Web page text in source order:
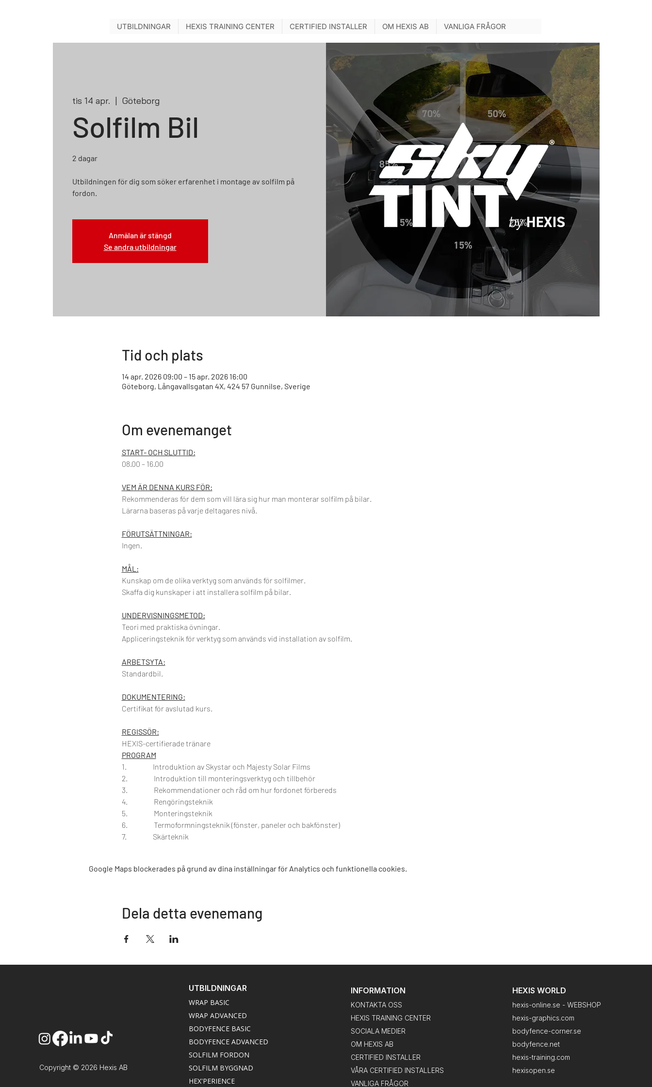
UTBILDNINGAR HEXIS TRAINING CENTER CERTIFIED INSTALLER OM HEXIS AB VANLIGA FRÅGOR
tis 14 apr.
  |
Göteborg
Solfilm Bil
2 dagar
Utbildningen för dig som söker erfarenhet i montage av solfilm på
fordon.
Anmälan är stängd
Se andra utbildningar
Tid och plats
14 apr. 2026 09:00 – 15 apr. 2026 16:00
Göteborg, Långavallsgatan 4X, 424 57 Gunnilse, Sverige
Om evenemanget
START- OCH SLUTTID:
08.00 – 16.00
VEM ÄR DENNA KURS FÖR:
Rekommenderas för dem som vill lära sig hur man monterar solfilm på bilar.
Lärarna baseras på varje deltagares nivå.
FÖRUTSÄTTNINGAR:
Ingen.
MÅL:
Kunskap om de olika verktyg som används för solfilmer.
Skaffa dig kunskaper i att installera solfilm på bilar.
UNDERVISNINGSMETOD:
Teori med praktiska övningar.
Appliceringsteknik för verktyg som används vid installation av solfilm.
ARBETSYTA:
Standardbil.
DOKUMENTERING:
Certifikat för avslutad kurs.
REGISSÖR:
HEXIS-certifierade tränare
PROGRAM
1.                  Introduktion av Skystar och Majesty Solar Films
2.                  Introduktion till monteringsverktyg och tillbehör
3.                  Rekommendationer och råd om hur fordonet förbereds
4.                  Rengöringsteknik
5.                  Monteringsteknik
6.                  Termoformningsteknik (fönster, paneler och bakfönster)
7.                  Skärteknik
Google Maps blockerades på grund av dina inställningar för Analytics och funktionella cookies.
Dela detta evenemang
Copyright © 2026 Hexis AB
UTBILDNINGAR
WRAP BASIC
WRAP ADVANCED
BODYFENCE BASIC
BODYFENCE ADVANCED
SOLFILM FORDON
SOLFILM BYGGNAD
HEX'PERIENCE
INFORMATION
KONTAKTA OSS
HEXIS TRAINING CENTER
SOCIALA MEDIER
OM HEXIS AB
CERTIFIED INSTALLER
VÅRA CERTIFIED INSTALLERS
VANLIGA FRÅGOR
HEXIS WORLD
hexis-online.se - WEBSHOP
hexis-graphics.com
bodyfence-corner.se
bodyfence.net
hexis-training.com
hexisopen.se